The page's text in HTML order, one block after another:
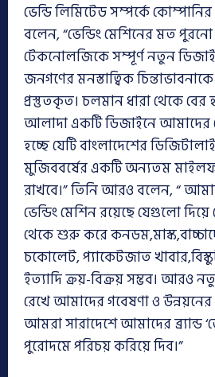
ভেন্ডি লিমিটেড সম্পর্কে
বলেন, “ভেন্ডিং মেশিনের মত
টেকনোলজিকে সম্পূর্ণ নতুন
জনগণের মনস্তাত্বিক
প্রস্তুতকৃত। চলমান ধারা থেকে বের
আলাদা একটি ডিজাইনে আমাদের
হচ্ছে যেটি বাংলাদেশের
মুজিববর্ষের একটি অন্যতম
রাখবে।” তিনি আরও বলেন, “
ভেন্ডিং মেশিন রয়েছে যেগুলো দিয়ে
থেকে শুরু করে
চকোলেট, প্যাকেটজাত
ইত্যাদি ক্রয়-বিক্রয় সম্ভব। আরও
রেখে আমাদের গবেষণা ও
আমরা সারাদেশে আমাদের ব্র্যান্ড
পুরোদমে পরিচয় করিয়ে দিব।”